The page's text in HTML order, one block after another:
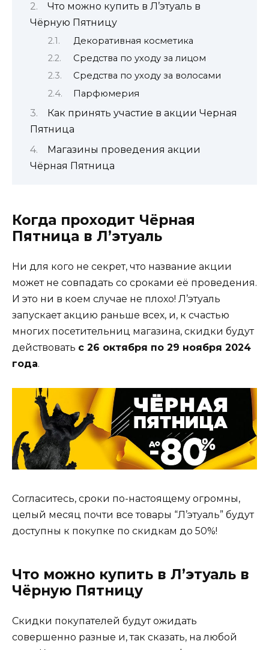
Что можно купить в Л’этуаль в
Чёрную Пятницу
Декоративная косметика
Средства по уходу за лицом
Средства по уходу за волосами
Парфюмерия
Как принять участие в акции Черная
Пятница
Магазины проведения акции
Чёрная Пятница
Когда проходит Чёрная
Пятница в Л’этуаль
Ни для кого не секрет, что название акции
может не совпадать со сроками её проведения.
И это ни в коем случае не плохо! Л’этуаль
запускает акцию раньше всех, и, к счастью
многих посетительниц магазина, скидки будут
действовать с 26 октября по 29 ноября 2024
года.
Согласитесь, сроки по-настоящему огромны,
целый месяц почти все товары “Л’этуаль” будут
доступны к покупке по скидкам до 50%!
Что можно купить в Л’этуаль в
Чёрную Пятницу
Скидки покупателей будут ожидать
совершенно разные и, так сказать, на любой